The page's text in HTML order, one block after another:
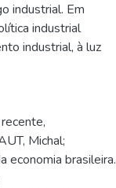
industrial. Em
industrial
industrial, à luz
Michal;
economia brasileira.